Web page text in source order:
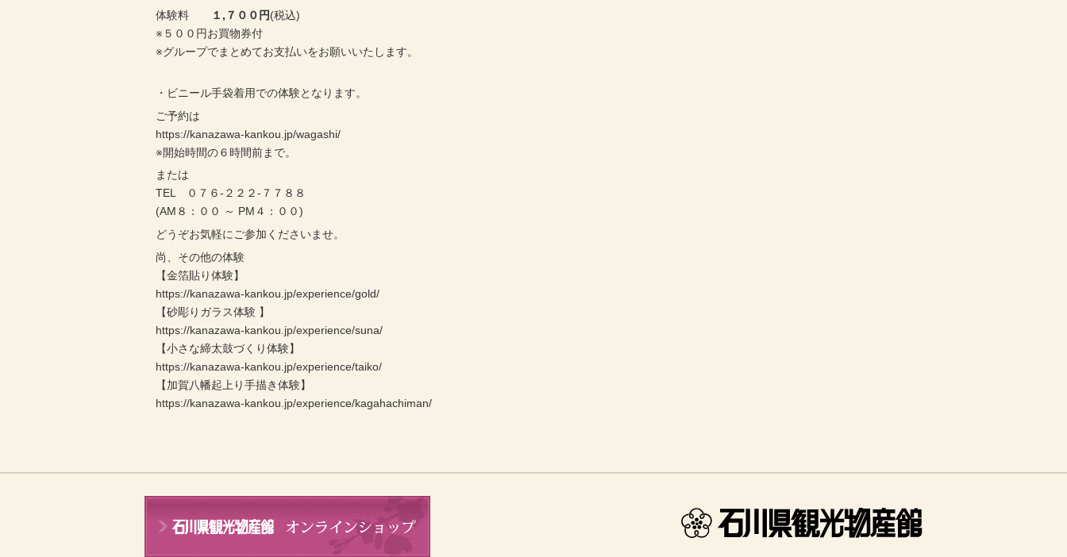
体験料
１,７００円(税込)
※５００円お買物券付
※グループでまとめてお支払いをお願いいたします。
・ビニール手袋着用での体験となります。
ご予約は
https://kanazawa-kankou.jp/wagashi/
※開始時間の６時間前まで。
または
TEL ０７６-２２２-７７８８
(AM８：００ ～ PM４：００)
どうぞお気軽にご参加くださいませ。
尚、その他の体験
【金箔貼り体験】
https://kanazawa-kankou.jp/experience/gold/
【砂彫りガラス体験 】
https://kanazawa-kankou.jp/experience/suna/
【小さな締太鼓づくり体験】
https://kanazawa-kankou.jp/experience/taiko/
【加賀八幡起上り手描き体験】
https://kanazawa-kankou.jp/experience/kagahachiman/